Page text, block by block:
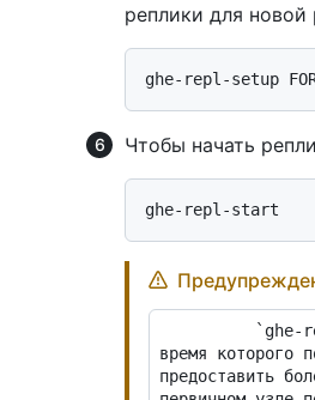
реплики для новой
Чтобы начать
время которого
предоставить